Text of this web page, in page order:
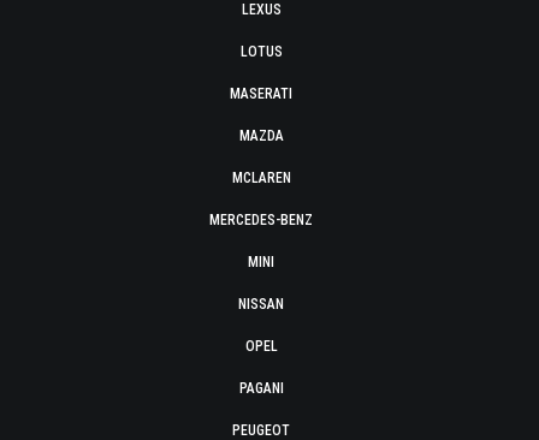
LEXUS
LOTUS
MASERATI
MAZDA
MCLAREN
MERCEDES-BENZ
MINI
NISSAN
OPEL
PAGANI
PEUGEOT